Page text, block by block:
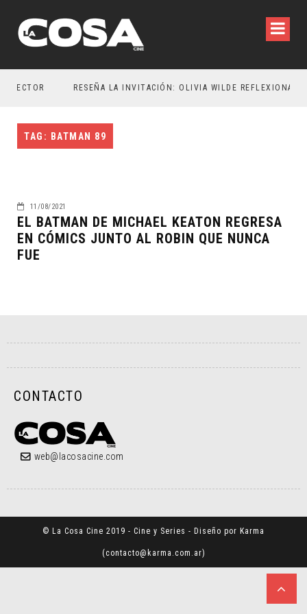
TAG: BATMAN 89
11/08/2021
EL BATMAN DE MICHAEL KEATON REGRESA
EN CÓMICS JUNTO AL ROBIN QUE NUNCA
FUE
CONTACTO
web@lacosacine.com
© La Cosa Cine 2019 - Cine y Series - Diseño por Karma
(contacto@karma.com.ar)